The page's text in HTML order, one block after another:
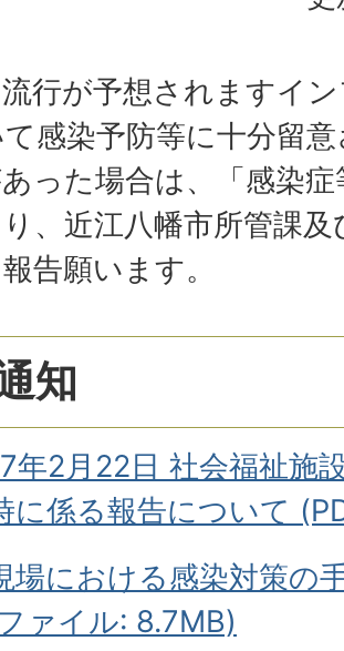
行が予想されますイ
感染予防等に十分留
った場合は、「感染
、近江八幡市所管課
告願います。
知
年2月22日 社会福祉施
に係る報告について
場における感染対策の
ァイル: 8.7MB)